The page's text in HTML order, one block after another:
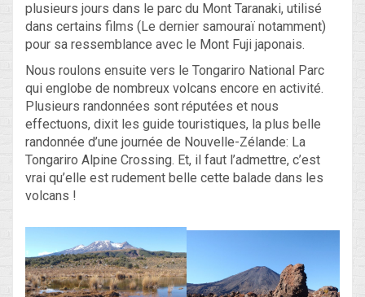
plusieurs jours dans le parc du Mont Taranaki, utilisé
dans certains films (Le dernier samouraï notamment)
pour sa ressemblance avec le Mont Fuji japonais.
Nous roulons ensuite vers le Tongariro National Parc
qui englobe de nombreux volcans encore en activité.
Plusieurs randonnées sont réputées et nous
effectuons, dixit les guide touristiques, la plus belle
randonnée d’une journée de Nouvelle-Zélande: La
Tongariro Alpine Crossing. Et, il faut l’admettre, c’est
vrai qu’elle est rudement belle cette balade dans les
volcans !